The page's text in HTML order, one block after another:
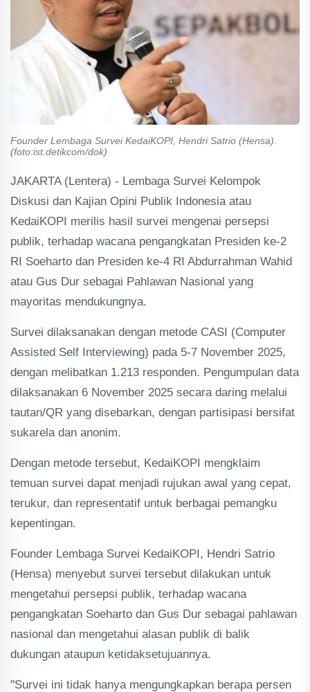
Founder Lembaga Survei KedaiKOPI, Hendri Satrio (Hensa).
(foto:ist.detikcom/dok)
JAKARTA (Lentera) - Lembaga Survei Kelompok
Diskusi dan Kajian Opini Publik Indonesia atau
KedaiKOPI merilis hasil survei mengenai persepsi
publik, terhadap wacana pengangkatan Presiden ke-2
RI Soeharto dan Presiden ke-4 RI Abdurrahman Wahid
atau Gus Dur sebagai Pahlawan Nasional yang
mayoritas mendukungnya.
Survei dilaksanakan dengan metode CASI (Computer
Assisted Self Interviewing) pada 5-7 November 2025,
dengan melibatkan 1.213 responden. Pengumpulan data
dilaksanakan 6 November 2025 secara daring melalui
tautan/QR yang disebarkan, dengan partisipasi bersifat
sukarela dan anonim.
Dengan metode tersebut, KedaiKOPI mengklaim
temuan survei dapat menjadi rujukan awal yang cepat,
terukur, dan representatif untuk berbagai pemangku
kepentingan.
Founder Lembaga Survei KedaiKOPI, Hendri Satrio
(Hensa) menyebut survei tersebut dilakukan untuk
mengetahui persepsi publik, terhadap wacana
pengangkatan Soeharto dan Gus Dur sebagai pahlawan
nasional dan mengetahui alasan publik di balik
dukungan ataupun ketidaksetujuannya.
"Survei ini tidak hanya mengungkapkan berapa persen